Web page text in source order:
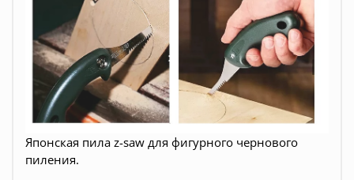
Японская пила z-saw для фигурного чернового
пиления.